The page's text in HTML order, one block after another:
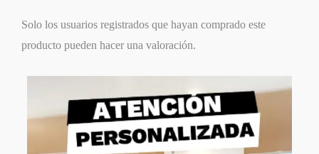
Solo los usuarios registrados que hayan comprado este
producto pueden hacer una valoración.